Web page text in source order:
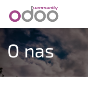
Skip to Content
O nas